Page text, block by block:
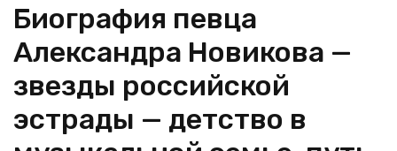
Биография певца
Александра Новикова —
звезды российской
эстрады — детство в